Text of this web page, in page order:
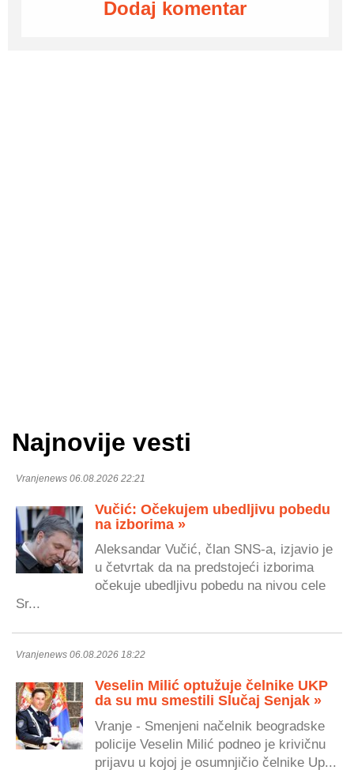
Dodaj komentar
Najnovije vesti
Vranjenews 06.08.2026 22:21
Vučić: Očekujem ubedljivu pobedu
na izborima »
Aleksandar Vučić, član SNS-a, izjavio je
u četvrtak da na predstojeći izborima
očekuje ubedljivu pobedu na nivou cele
Sr...
Vranjenews 06.08.2026 18:22
Veselin Milić optužuje čelnike UKP
da su mu smestili Slučaj Senjak »
Vranje - Smenjeni načelnik beogradske
policije Veselin Milić podneo je krivičnu
prijavu u kojoj je osumnjičio čelnike Up...